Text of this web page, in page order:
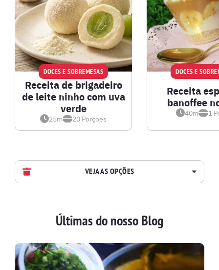
DOCES E SOBREMESAS
Receita de brigadeiro
de leite ninho com uva
verde
25m 20 Porções
DOCES E
Receita
banoffee
40m 1
VEJA AS OPÇÕES
BATIDAS
BEBIDAS E DRINKS
Últimas do nosso Blog